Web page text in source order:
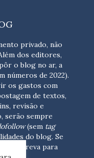
privado, não
dos editores,
o blog no ar, a
números de 2022).
os gastos com
de textos,
revisão e
serão sempre
(sem tag
do blog. Se
escreva para